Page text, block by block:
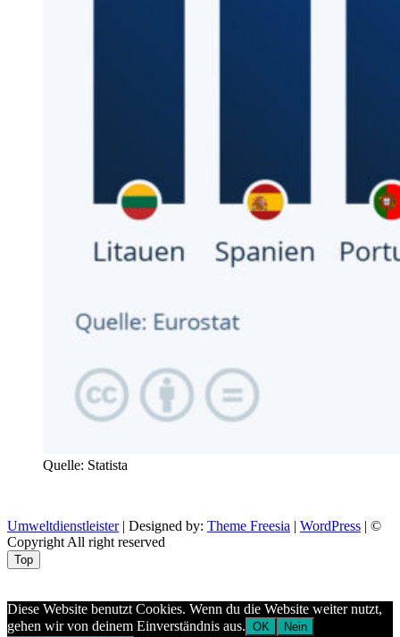
Quelle: Statista
Umweltdienstleister| Designed by: Theme Freesia | WordPress | ©
Copyright All right reserved
Top
Diese Website benutzt Cookies. Wenn du die Website weiter nutzt,
gehen wir von deinem Einverständnis aus. OK
Nein